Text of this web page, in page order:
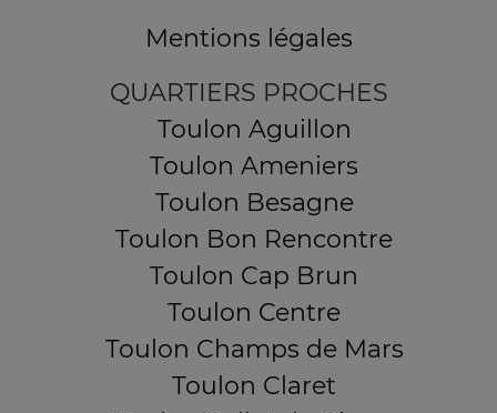
Mentions légales
QUARTIERS PROCHES
Toulon Aguillon
Toulon Ameniers
Toulon Besagne
Toulon Bon Rencontre
Toulon Cap Brun
Toulon Centre
Toulon Champs de Mars
Toulon Claret